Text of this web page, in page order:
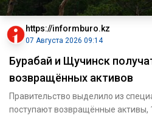
https://informburo.kz
07 Августа 2026 09:14
Бурабай и Щучинск
возвращённых активов
Правительство выделило из
поступают возвращённые активы,